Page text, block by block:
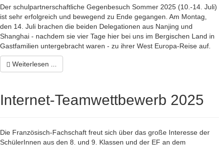
Der schulpartnerschaftliche Gegenbesuch Sommer 2025 (10.-14. Juli)
ist sehr erfolgreich und bewegend zu Ende gegangen. Am Montag,
den 14. Juli brachen die beiden Delegationen aus Nanjing und
Shanghai - nachdem sie vier Tage hier bei uns im Bergischen Land in
Gastfamilien untergebracht waren - zu ihrer West Europa-Reise auf.
Weiterlesen ...
Internet-Teamwettbewerb 2025
Die Französisch-Fachschaft freut sich über das große Interesse der
SchülerInnen aus den 8. und 9. Klassen und der EF an dem